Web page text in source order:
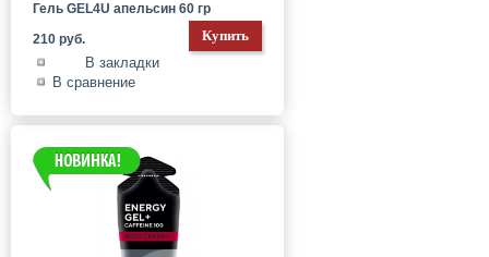
Гель GEL4U апельсин 60 гр
210 руб.
В закладки
В сравнение